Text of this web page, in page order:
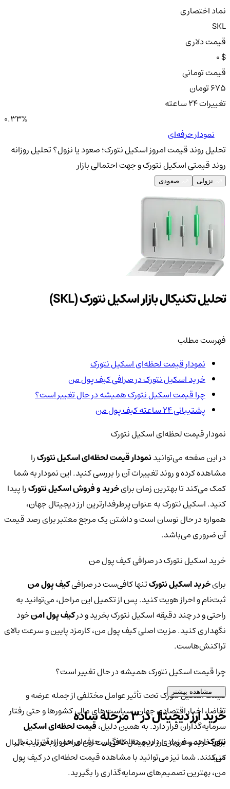
نماد اختصاری
SKL
قیمت دلاری
0 $
قیمت تومانی
675 تومان
تغییرات ۲۴ ساعته
0.33%
نمودار حرفه‌ای
تحلیل روند قیمت امروز اسکیل نتورک؛ صعود یا نزول؟تحلیل روزانه
روند قیمتی اسکیل نتورک و جهت احتمالی بازار
نزولی صعودی
تحلیل تکنیکال بازار اسکیل نتورک (SKL)
فهرست مطلب
نمودار قیمت لحظه‌ای اسکیل نتورک
خرید اسکیل نتورک در صرافی کیف پول من
چرا قیمت اسکیل نتورک همیشه در حال تغییر است؟
پشتیبانی ۲۴ ساعته کیف پول من
نمودار قیمت لحظه‌ای اسکیل نتورک
در این صفحه می‌توانیدنمودار قیمت لحظه‌ای اسکیل نتورکرا
مشاهده کرده و روند تغییرات آن را بررسی کنید. این نمودار به شما
کمک می‌کند تا بهترین زمان برایخرید و فروش اسکیل نتورکرا پیدا
کنید. اسکیل نتورک به عنوان پرطرفدارترین ارز دیجیتال جهان،
همواره در حال نوسان است و داشتن یک مرجع معتبر برای رصد قیمت
آن ضروری می‌باشد.
خرید اسکیل نتورک در صرافی کیف پول من
برایخرید اسکیل نتورکتنها کافی‌ست در صرافیکیف پول من
ثبت‌نام و احراز هویت کنید. پس از تکمیل این مراحل، می‌توانید به
راحتی و در چند دقیقه اسکیل نتورک بخرید و درکیف پول امنخود
نگهداری کنید. مزیت اصلی کیف پول من، کارمزد پایین و سرعت بالای
تراکنش‌هاست.
چرا قیمت اسکیل نتورک همیشه در حال تغییر است؟
قیمت اسکیل نتورک تحت تأثیر عوامل مختلفی از جمله عرضه و
تقاضا، اخبار اقتصادی جهان، سیاست‌های مالی کشورها و حتی رفتار
سرمایه‌گذاران قرار دارد. به همین دلیل،قیمت لحظه‌ای اسکیل
نتورکاهمیت زیادی دارد و معامله‌گران حرفه‌ای همواره آن را دنبال
می‌کنند. شما نیز می‌توانید با مشاهده قیمت لحظه‌ای در کیف پول
من، بهترین تصمیم‌های سرمایه‌گذاری را بگیرید.
مشاهده بیشتر
خرید ارز دیجیتال در 3 مرحله ساده
برای خرید و فروش ارز دیجیتال کافی‌ست این مراحل را به‌ترتیب دنبال
کنید: